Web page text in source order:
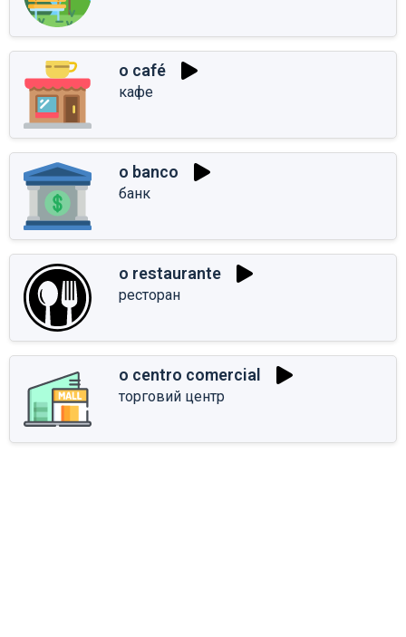
o café
кафе
o banco
банк
o restaurante
ресторан
o centro comercial
торговий центр